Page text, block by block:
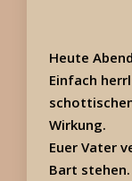
Heute
Einfach
Wirkung.
Euer Vater
Bart